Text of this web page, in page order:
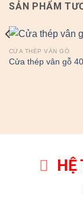
SẢN PHẨM
CỬA THÉP VÂN GỖ
Cửa thép vân gỗ 40
HỆ